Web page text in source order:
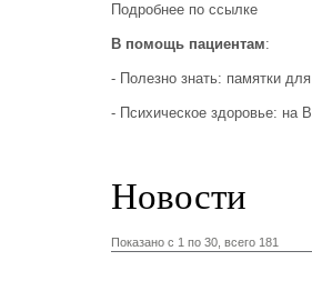
Подробнее по ссылке
В помощь пациентам:
- Полезно знать: памятки
- Психическое здоровье: на
Новости
Показано c 1 по 30, всего 181